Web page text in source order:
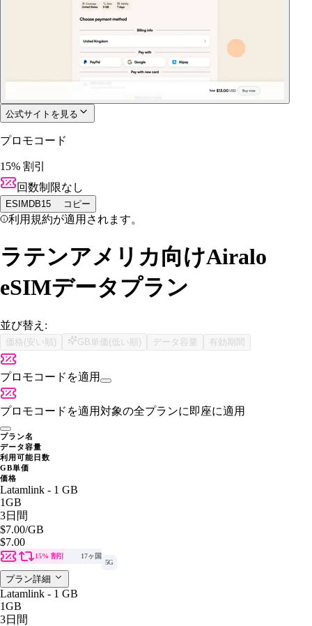
公式サイトを見る
プロモコード
15% 割引
回数制限なし
ESIMDB15 コピー
利用規約が適用されます。
ラテンアメリカ向けAiralo
eSIMデータプラン
並び替え:
価格(安い順) GB単価(低い順) データ容量 有効期間
プロモコードを適用
プロモコードを適用対象の全プランに即座に適用
プラン名
データ容量
利用可能日数
GB単価
価格
Latamlink - 1 GB
1GB
3日間
$7.00/GB
$7.00
15% 割引
17ヶ国
5G
プラン詳細
Latamlink - 1 GB
1GB
3日間